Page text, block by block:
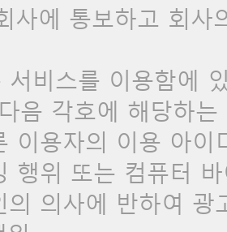
사에 통보하고 회
서비스를 이용함에
음 각호에 해당하
용자의 이용 아이
위 또는 컴퓨터
의사에 반하여 광